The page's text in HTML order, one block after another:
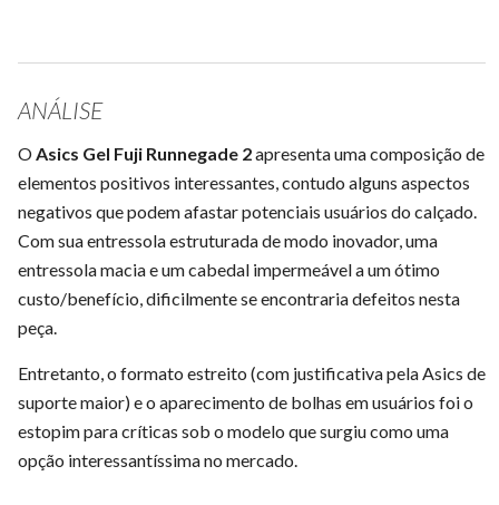
ANÁLISE
OAsics Gel Fuji Runnegade 2apresenta uma composição de
elementos positivos interessantes, contudo alguns aspectos
negativos que podem afastar potenciais usuários do calçado.
Com sua entressola estruturada de modo inovador, uma
entressola macia e um cabedal impermeável a um ótimo
custo/benefício, dificilmente se encontraria defeitos nesta
peça.
Entretanto, o formato estreito (com justificativa pela Asics de
suporte maior) e o aparecimento de bolhas em usuários foi o
estopim para críticas sob o modelo que surgiu como uma
opção interessantíssima no mercado.